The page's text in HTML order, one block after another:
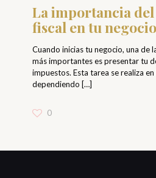
La importancia
fiscal en tu negocio
Cuando inicias tu negocio, una de
más importantes es presentar tu
impuestos. Esta tarea se realiza
dependiendo […]
0